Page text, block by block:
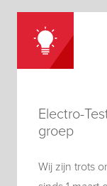
Electro-
groep
Wij zijn trots